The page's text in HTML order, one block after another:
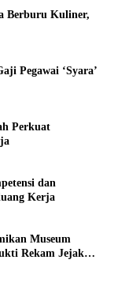
Berburu Kuliner,
Pegawai ‘Syara’
Perkuat
dan
Kerja
Museum
Rekam Jejak